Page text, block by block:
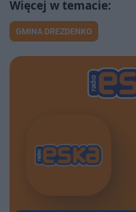
GMINA DREZDENKO